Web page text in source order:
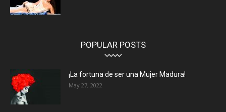
POPULAR POSTS
¡La fortuna de ser una Mujer Madura!
May 27, 2022